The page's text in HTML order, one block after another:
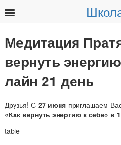
Медитация
вернуть
лайн 21 день
Друзья! С 27июня приглашаем
«Как вернуть энергию к себе» в